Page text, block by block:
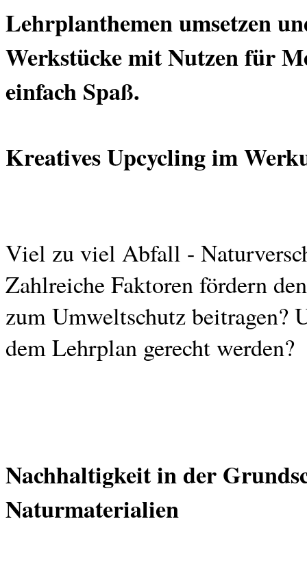
Lehrplanthemen umsetzen
Werkstücke mit Nutzen für
einfach Spaß.
Kreatives Upcycling im
Viel zu viel Abfall -
Zahlreiche Faktoren fördern
zum Umweltschutz beitragen?
dem Lehrplan gerecht werden?
Nachhaltigkeit in der
Naturmaterialien